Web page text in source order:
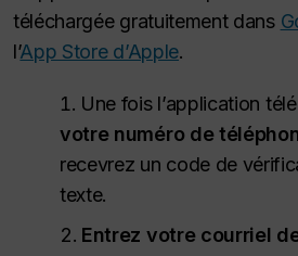
téléchargée gratuitement dans
l’App Store d’Apple.
Une fois l’application
votre numéro de
recevrez un code de
texte.
Entrez votre courriel